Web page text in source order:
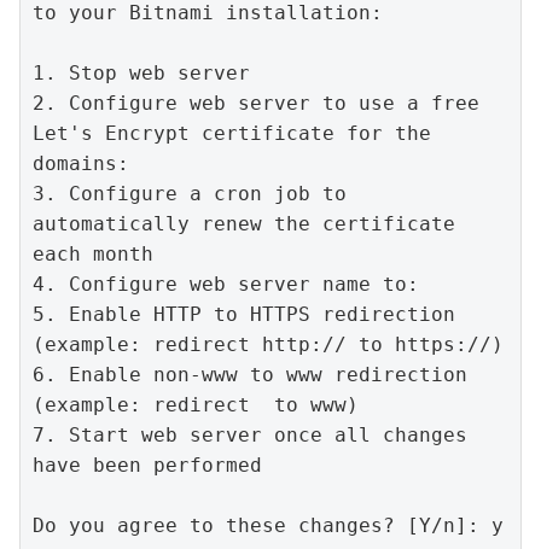
to your Bitnami installation:
1. Stop web server
2. Configure web server to use a free
Let's Encrypt certificate for the
domains:
3. Configure a cron job to
automatically renew the certificate
each month
4. Configure web server name to:
5. Enable HTTP to HTTPS redirection
(example: redirect http:// to https://)
6. Enable non-www to www redirection
(example: redirect  to www)
7. Start web server once all changes
have been performed
Do you agree to these changes? [Y/n]: y